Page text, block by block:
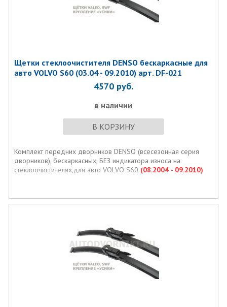
Щетки стеклоочистителя DENSO бескаркасные для
авто VOLVO S60 (03.04 - 09.2010) арт. DF-021
4570 руб.
в наличии
В КОРЗИНУ
Комплект передних дворников DENSO (всесезонная серия
дворников), бескаркасных, БЕЗ индикатора износа на
стеклоочистителях,для авто VOLVO S60 (08.2004 - 09.2010)